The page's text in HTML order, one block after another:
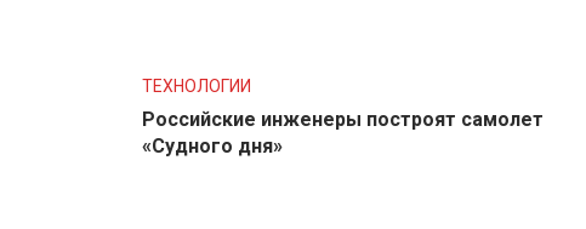
ТЕХНОЛОГИИ
Российские инженеры построят самолет
«Судного дня»